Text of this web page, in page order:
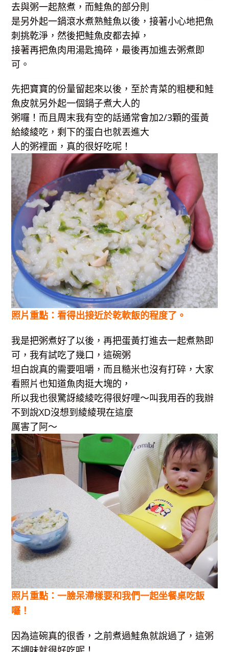
去與粥一起熬煮，而鮭魚的部分則
是另外起一鍋滾水煮熟鮭魚以後，接著小心地把魚
刺挑乾淨，然後把鮭魚皮都去掉，
接著再把魚肉用湯匙搗碎，最後再加進去粥煮即
可。
先把寶寶的份量留起來以後，至於青菜的粗梗和鮭
魚皮就另外起一個鍋子煮大人的
粥囉！而且周末我有空的話通常會加2/3顆的蛋黃
給綾綾吃，剩下的蛋白也就丟進大
人的粥裡面，真的很好吃呢！
照片重點：看得出接近於乾軟飯的程度了。
我是把粥煮好了以後，再把蛋黃打進去一起煮熟即
可，我有試吃了幾口，這碗粥
坦白說真的需要咀嚼，而且糙米也沒有打碎，大家
看照片也知道魚肉挺大塊的，
所以我也很驚訝綾綾吃得很好哩～叫我用吞的我辦
不到說XD沒想到綾綾現在這麼
厲害了阿～
照片重點：一臉呆滯樣要和我們一起坐餐桌吃飯
囉！
因為這碗真的很香，之前煮過鮭魚就說過了，這粥